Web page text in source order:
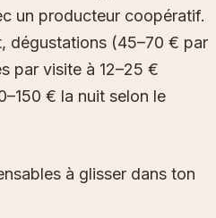
un producteur coopératif.
dégustations (45–70 € par
par visite à 12–25 €
€ la nuit selon le
à glisser dans ton